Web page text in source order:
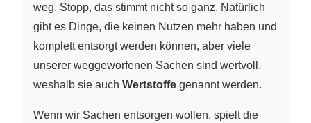
weg. Stopp, das stimmt nicht so ganz. Natürlich
gibt es Dinge, die keinen Nutzen mehr haben und
komplett entsorgt werden können, aber viele
unserer weggeworfenen Sachen sind wertvoll,
weshalb sie auch Wertstoffe genannt werden.
Wenn wir Sachen entsorgen wollen, spielt die